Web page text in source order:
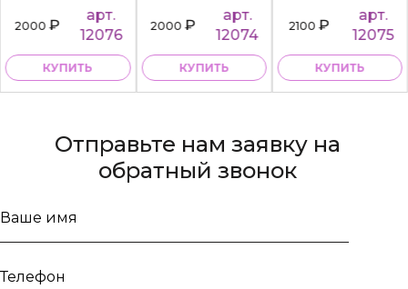
2000₽
арт.
12076
КУПИТЬ
2000₽
арт.
12074
КУПИТЬ
2100₽
арт.
12075
КУПИТЬ
Отправьте нам заявку на
обратный звонок
Ваше